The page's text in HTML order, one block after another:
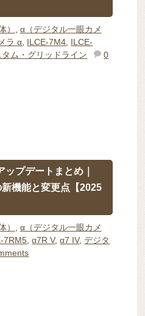
） , α（デジタル一眼カメ
ラ α, ILCE-7M4, ILCE-
タム・グリッドライン
0
プデートまとめ｜
機能と変更点【2025
） , α（デジタル一眼カメ
7RM5,α7R V,α7 IV,デジタ